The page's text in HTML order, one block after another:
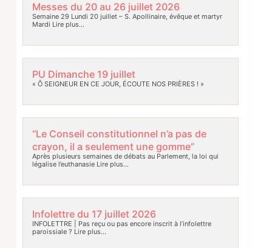
Messes du 20 au 26 juillet 2026
Semaine 29 Lundi 20 juillet – S. Apollinaire, évêque et martyr
Mardi Lire plus…
PU Dimanche 19 juillet
« Ô SEIGNEUR EN CE JOUR, ÉCOUTE NOS PRIÈRES ! »
“Le Conseil constitutionnel n’a pas de
crayon, il a seulement une gomme”
Après plusieurs semaines de débats au Parlement, la loi qui
légalise l’euthanasieLire plus…
Infolettre du 17 juillet 2026
INFOLETTRE | Pas reçu ou pas encore inscrit à l’infolettre
paroissiale ? Lire plus…